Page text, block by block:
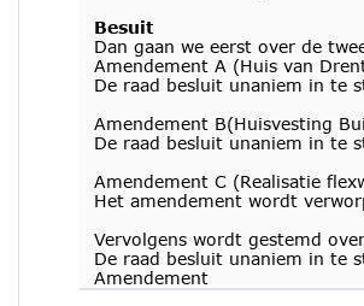
Besuit
Dan gaan we eerst over de
Amendement A (Huis van
De raad besluit unaniem in te
Amendement B(Huisvesting
De raad besluit unaniem in te
Amendement C (Realisatie
Het amendement wordt
Vervolgens wordt gestemd
De raad besluit unaniem in te
Amendement